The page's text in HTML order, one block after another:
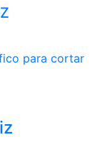
para cortar